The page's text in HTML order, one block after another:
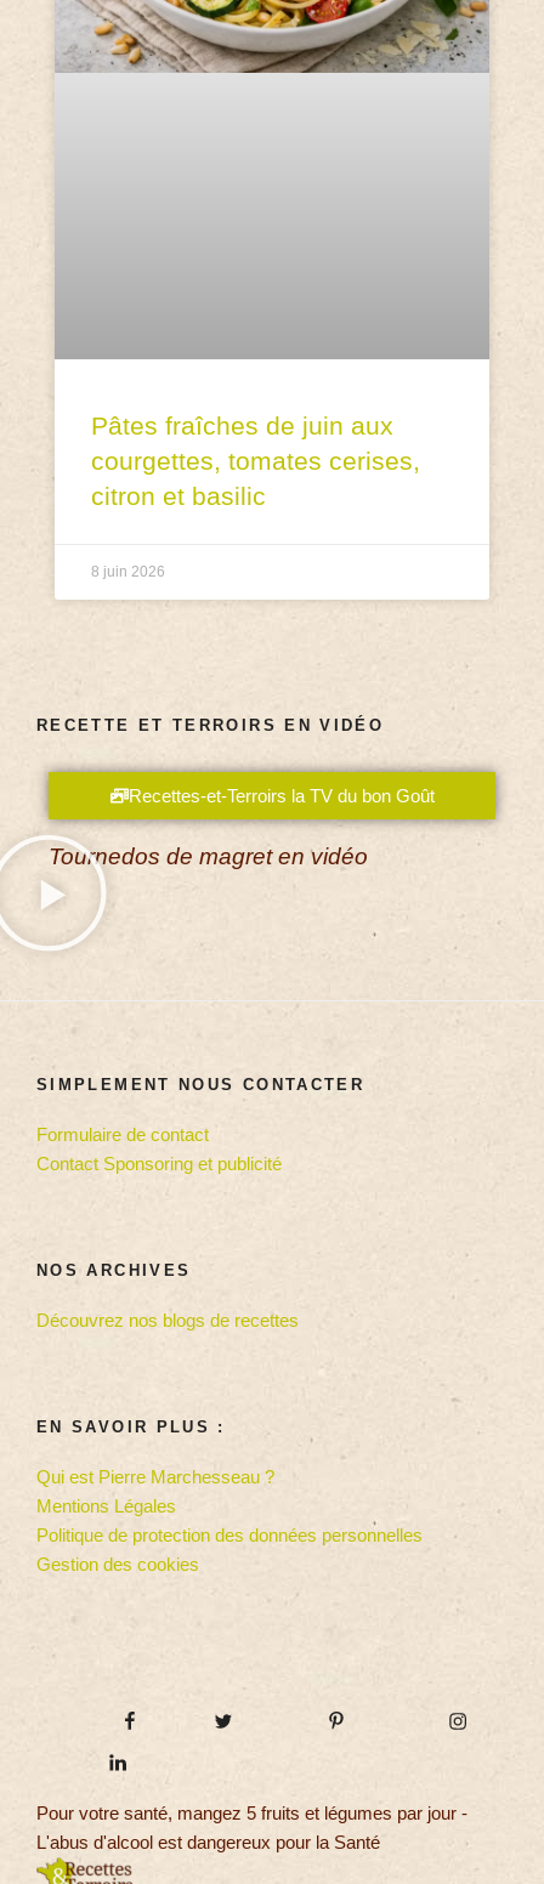
Pâtes fraîches de juin aux
courgettes, tomates cerises,
citron et basilic
8 juin 2026
RECETTE ET TERROIRS EN VIDÉO
Recettes-et-Terroirs la TV du bon Goût
Tournedos de magret en vidéo
SIMPLEMENT NOUS CONTACTER
Formulaire de contact
Contact Sponsoring et publicité
NOS ARCHIVES
Découvrez nos blogs de recettes
EN SAVOIR PLUS :
Qui est Pierre Marchesseau ?
Mentions Légales
Politique de protection des données personnelles
Gestion des cookies
Pour votre santé, mangez 5 fruits et légumes par jour -
L'abus d'alcool est dangereux pour la Santé